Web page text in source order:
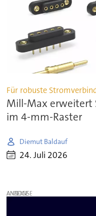
Für robuste
Mill-Max erweitert
im 4-mm-Raster
Diemut Baldauf
24. Juli 2026
ANZEIGE